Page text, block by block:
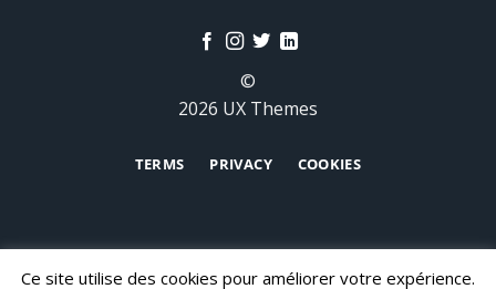
©
2026 UX Themes
TERMS PRIVACY COOKIES
Ce site utilise des cookies pour améliorer votre expérience.